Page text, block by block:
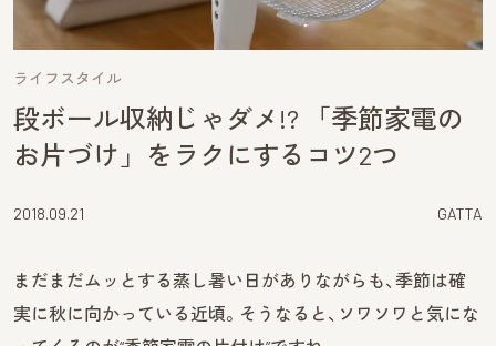
ライフスタイル
段ボール収納じゃダメ!? 「季節家電の
お片づけ」をラクにするコツ2つ
2018.09.21 GATTA
まだまだムッとする蒸し暑い日がありながらも、季節は確
実に秋に向かっている近頃。そうなると、ソワソワと気にな